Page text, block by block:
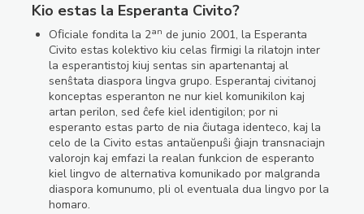
Kio estas la Esperanta Civito?
Oﬁciale fondita la 2an de junio 2001, la Esperanta
Civito estas kolektivo kiu celas ﬁrmigi la rilatojn inter
la esperantistoj kiuj sentas sin apartenantaj al
senŝtata diaspora lingva grupo. Esperantaj civitanoj
konceptas esperanton ne nur kiel komunikilon kaj
artan perilon, sed ĉefe kiel identigilon; por ni
esperanto estas parto de nia ĉiutaga identeco, kaj la
celo de la Civito estas antaŭenpuŝi ĝiajn transnaciajn
valorojn kaj emfazi la realan funkcion de esperanto
kiel lingvo de alternativa komunikado por malgranda
diaspora komunumo, pli ol eventuala dua lingvo por la
homaro.